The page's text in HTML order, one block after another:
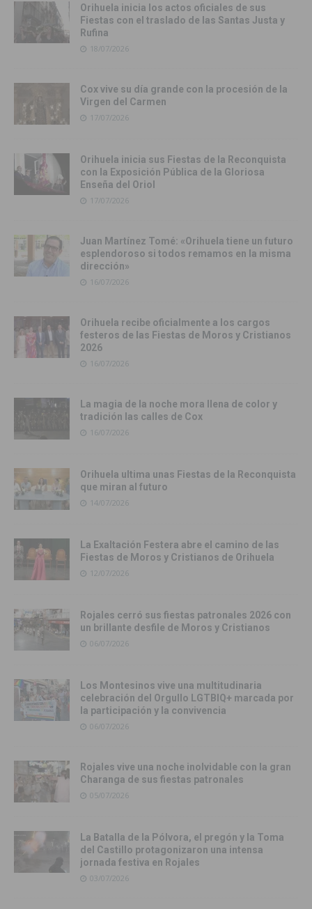
Orihuela inicia los actos oficiales de sus
Fiestas con el traslado de las Santas Justa y
Rufina
18/07/2026
Cox vive su día grande con la procesión de la
Virgen del Carmen
17/07/2026
Orihuela inicia sus Fiestas de la Reconquista
con la Exposición Pública de la Gloriosa
Enseña del Oriol
17/07/2026
Juan Martínez Tomé: «Orihuela tiene un futuro
esplendoroso si todos remamos en la misma
dirección»
16/07/2026
Orihuela recibe oficialmente a los cargos
festeros de las Fiestas de Moros y Cristianos
2026
16/07/2026
La magia de la noche mora llena de color y
tradición las calles de Cox
16/07/2026
Orihuela ultima unas Fiestas de la Reconquista
que miran al futuro
14/07/2026
La Exaltación Festera abre el camino de las
Fiestas de Moros y Cristianos de Orihuela
12/07/2026
Rojales cerró sus fiestas patronales 2026 con
un brillante desfile de Moros y Cristianos
06/07/2026
Los Montesinos vive una multitudinaria
celebración del Orgullo LGTBIQ+ marcada por
la participación y la convivencia
06/07/2026
Rojales vive una noche inolvidable con la gran
Charanga de sus fiestas patronales
05/07/2026
La Batalla de la Pólvora, el pregón y la Toma
del Castillo protagonizaron una intensa
jornada festiva en Rojales
03/07/2026